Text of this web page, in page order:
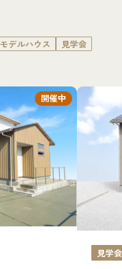
モデルハウス 見学会
開催中
見学会